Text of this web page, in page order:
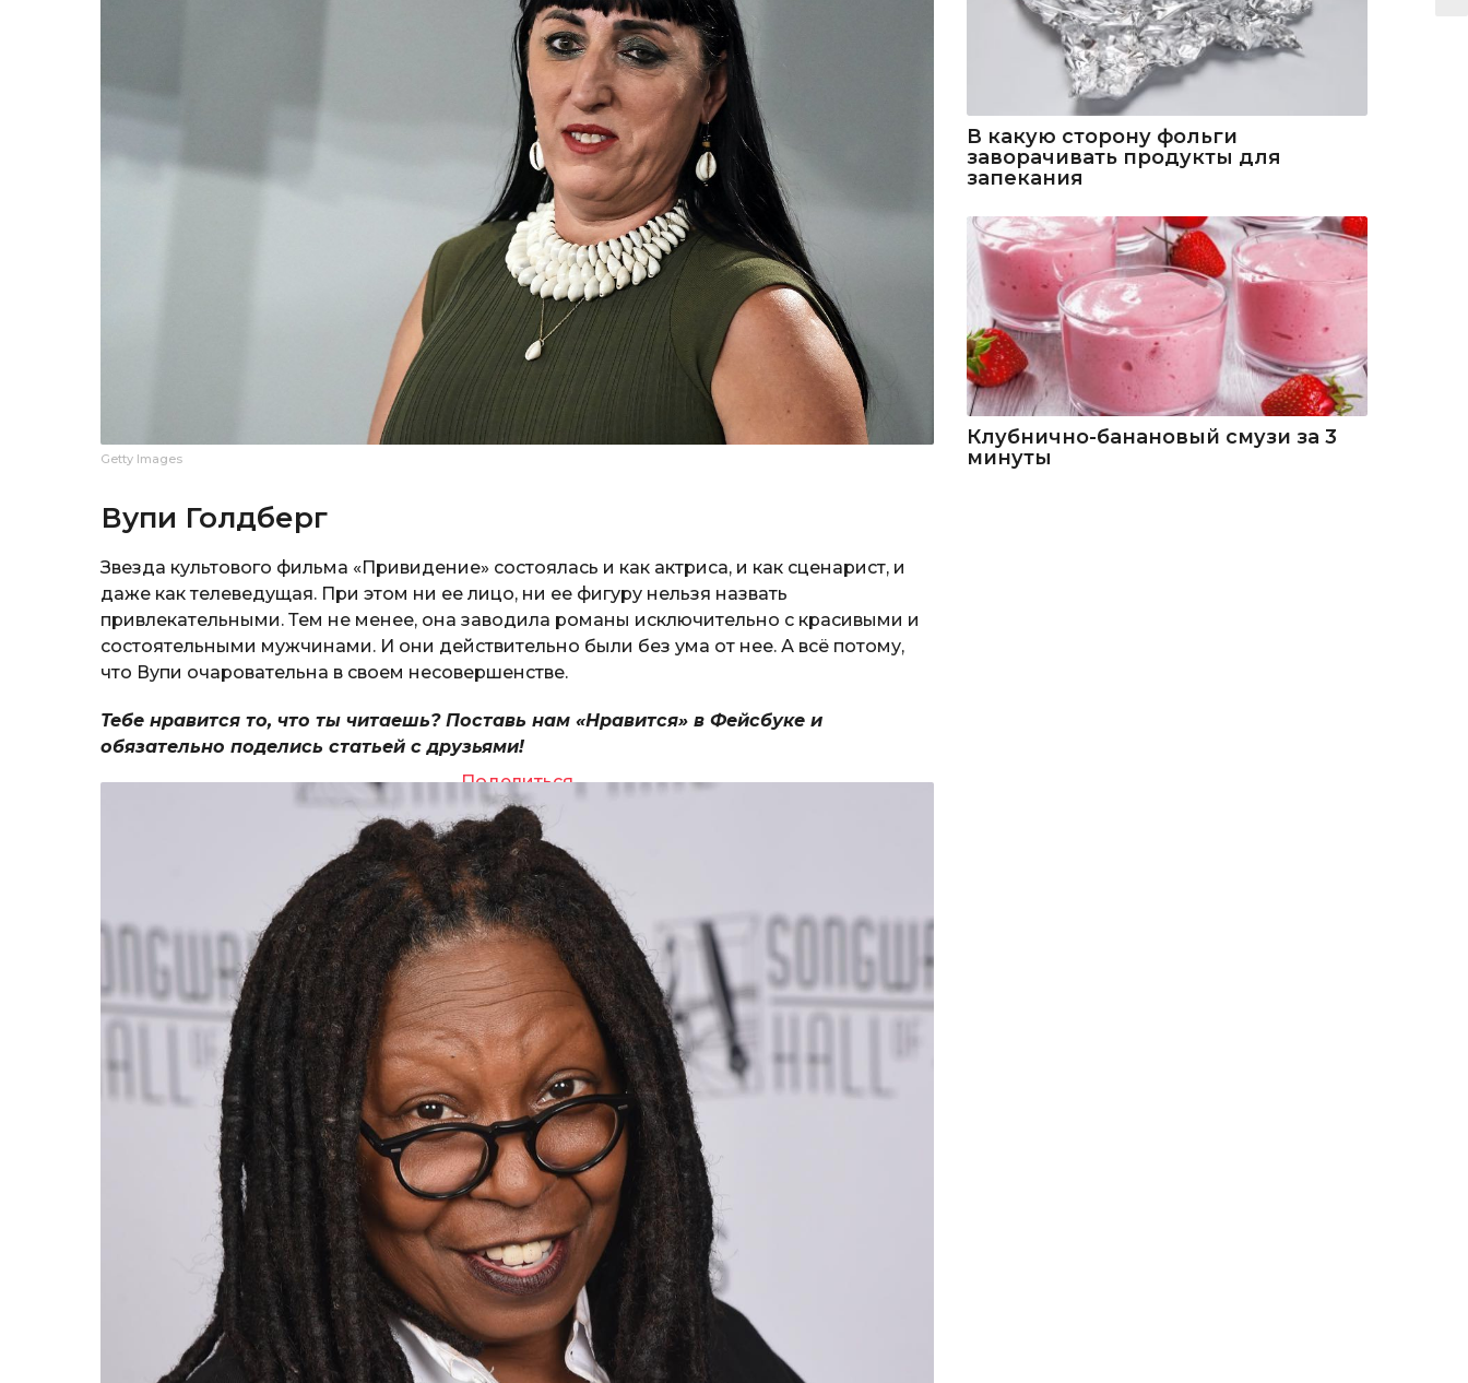
Getty Images
Вупи Голдберг
Звезда культового фильма «Привидение» состоялась и как актриса, и как сценарист, и
даже как телеведущая. При этом ни ее лицо, ни ее фигуру нельзя назвать
привлекательными. Тем не менее, она заводила романы исключительно с красивыми и
состоятельными мужчинами. И они действительно были без ума от нее. А всё потому,
что Вупи очаровательна в своем несовершенстве.
Тебе нравится то, что ты читаешь? Поставь нам «Нравится» в Фейсбуке и
обязательно поделись статьей с друзьями!
Поделиться
В какую сторону фольги
заворачивать продукты для
запекания
Клубнично-банановый смузи за 3
минуты